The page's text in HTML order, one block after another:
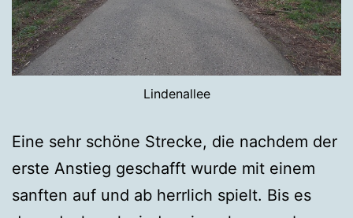
Lindenallee
Eine sehr schöne Strecke, die nachdem der
erste Anstieg geschafft wurde mit einem
sanften auf und ab herrlich spielt. Bis es